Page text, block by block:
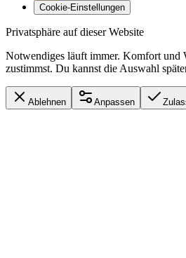
Cookie-Einstellungen
Privatsphäre auf dieser Website
Notwendiges läuft immer. Komfort und
zustimmst. Du kannst die Auswahl
Ablehnen Anpassen